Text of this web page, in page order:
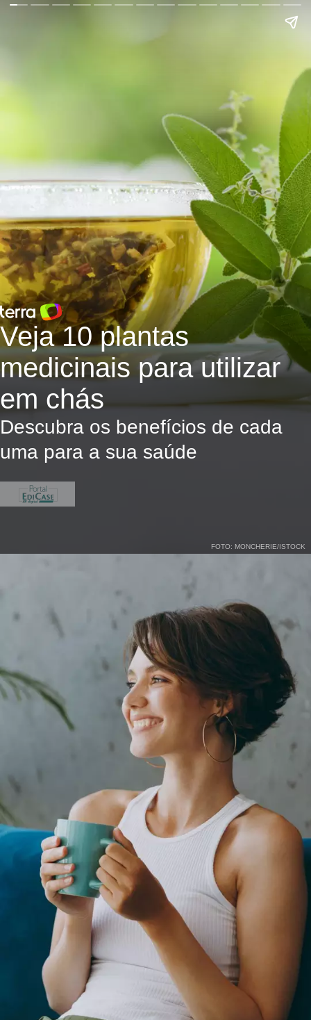
Veja 10 plantas
medicinais para utilizar
em chás
Descubra os benefícios de cada
uma para a sua saúde
FOTO: MONCHERIE/ISTOCK